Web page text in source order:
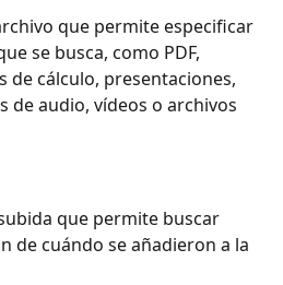
que permite especificar
se busca, como PDF,
de cálculo, presentaciones,
de audio, vídeos o archivos
que permite buscar
de cuándo se añadieron a la